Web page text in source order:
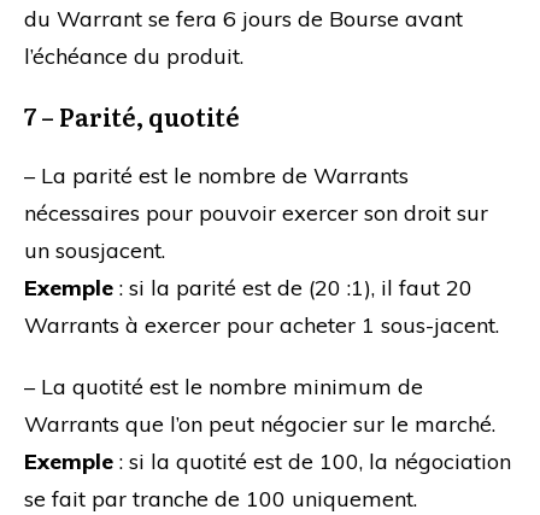
du Warrant se fera 6 jours de Bourse avant
l’échéance du produit.
7 – Parité, quotité
– La parité est le nombre de Warrants
nécessaires pour pouvoir exercer son droit sur
un sousjacent.
Exemple : si la parité est de (20 :1), il faut 20
Warrants à exercer pour acheter 1 sous-jacent.
– La quotité est le nombre minimum de
Warrants que l’on peut négocier sur le marché.
Exemple : si la quotité est de 100, la négociation
se fait par tranche de 100 uniquement.